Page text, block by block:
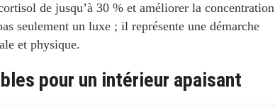
de jusqu’à 30 % et améliorer la concentration
seulement un luxe ; il représente une démarche
et physique.
pour un intérieur apaisant